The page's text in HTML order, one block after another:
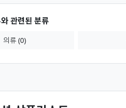
관련된 분류
의류 (0)